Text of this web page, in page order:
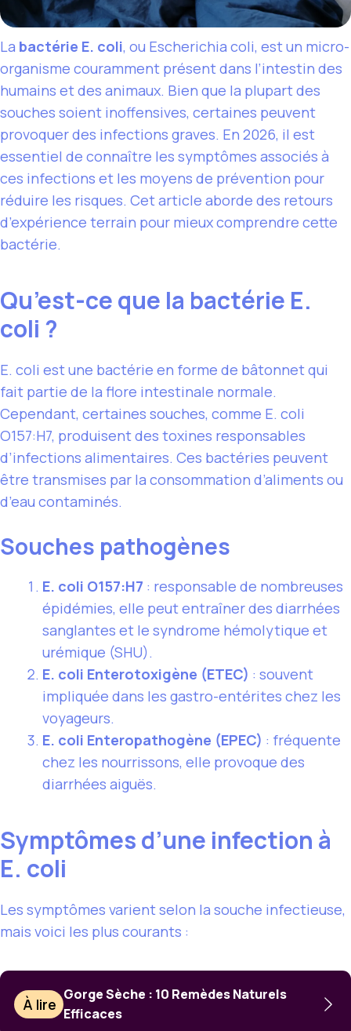
La bactérie E. coli, ou Escherichia coli, est un micro-
organisme couramment présent dans l’intestin des
humains et des animaux. Bien que la plupart des
souches soient inoffensives, certaines peuvent
provoquer des infections graves. En 2026, il est
essentiel de connaître les symptômes associés à
ces infections et les moyens de prévention pour
réduire les risques. Cet article aborde des retours
d’expérience terrain pour mieux comprendre cette
bactérie.
Qu’est-ce que la bactérie E.
coli ?
E. coli est une bactérie en forme de bâtonnet qui
fait partie de la flore intestinale normale.
Cependant, certaines souches, comme E. coli
O157:H7, produisent des toxines responsables
d’infections alimentaires. Ces bactéries peuvent
être transmises par la consommation d’aliments ou
d’eau contaminés.
Souches pathogènes
E. coli O157:H7 : responsable de nombreuses
épidémies, elle peut entraîner des diarrhées
sanglantes et le syndrome hémolytique et
urémique (SHU).
E. coli Enterotoxigène (ETEC) : souvent
impliquée dans les gastro-entérites chez les
voyageurs.
E. coli Enteropathogène (EPEC) : fréquente
chez les nourrissons, elle provoque des
diarrhées aiguës.
Symptômes d’une infection à
E. coli
Les symptômes varient selon la souche infectieuse,
mais voici les plus courants :
À lire
Gorge Sèche : 10 Remèdes Naturels
Efficaces